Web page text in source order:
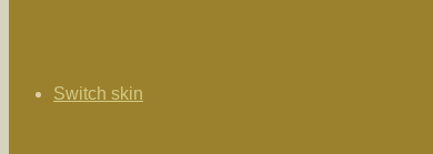
Switch skin